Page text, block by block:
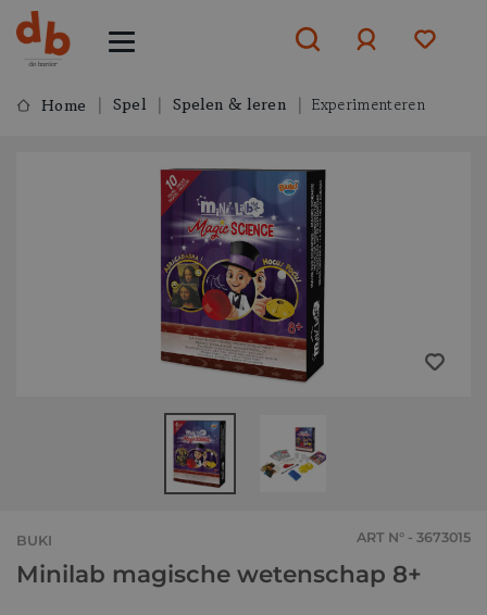
aanmelden
Home Spel Spelen & leren Experimenteren
BUKI ART N° - 3673015
Minilab magische wetenschap 8+